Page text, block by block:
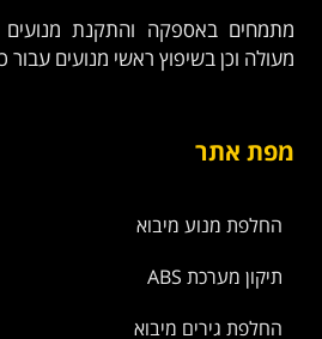
מתמחים באספקה והתקנת מנועים
מעולה וכן בשיפוץ ראשי מנועים עבור
מפת אתר
החלפת מנוע מיבוא
תיקון מערכת ABS
החלפת גירים מיבוא